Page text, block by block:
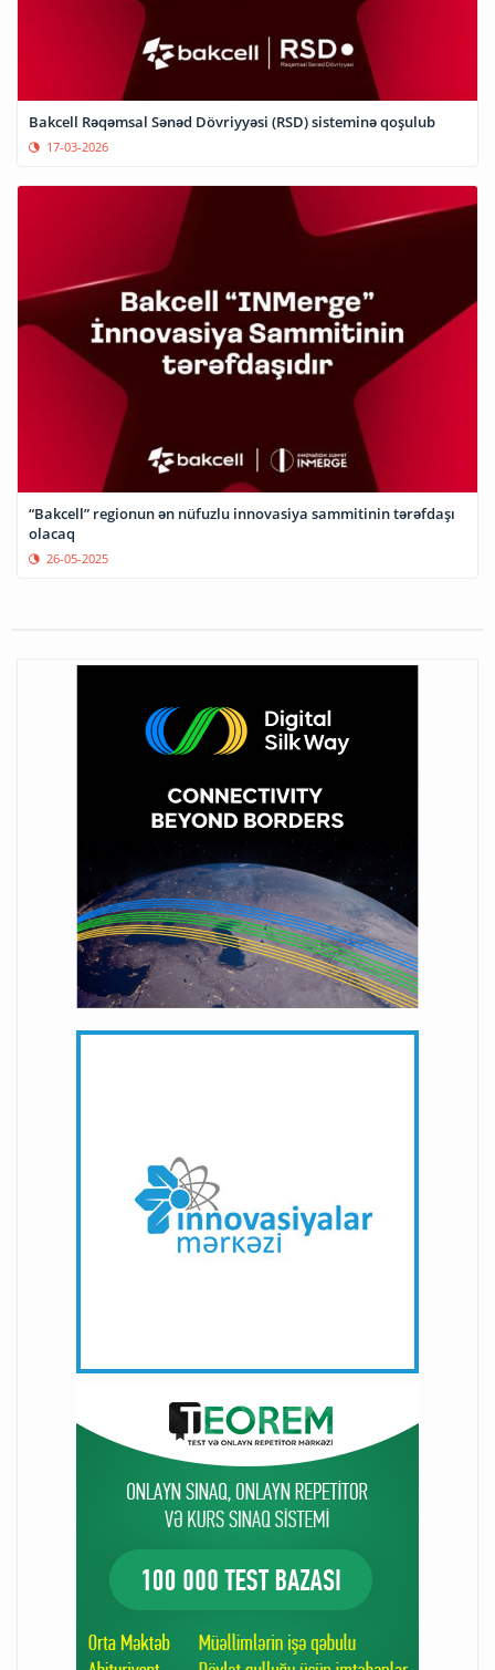
Bakcell Rəqəmsal Sənəd Dövriyyəsi (RSD) sisteminə qoşulub
17-03-2026
“Bakcell” regionun ən nüfuzlu innovasiya sammitinin tərəfdaşı
olacaq
26-05-2025